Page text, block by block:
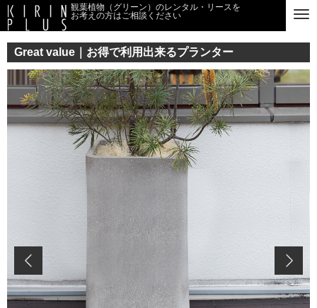
観葉植物（グリーン）のレンタル・リースを
お考えの方はご相談ください
Great value｜お得で利用出来るプランター